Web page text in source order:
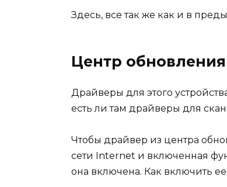
Здесь, все так же как и в
Центр обновления
Драйверы для этого
есть ли там драйверы для
Чтобы драйвер из центра
сети Internet и включенная
она включена. Как включить